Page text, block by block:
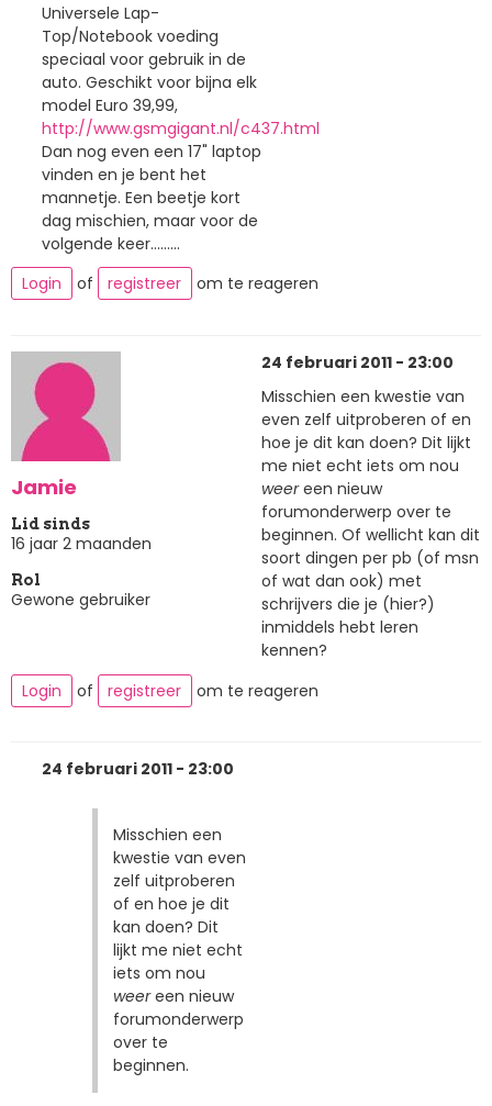
Universele Lap-
Top/Notebook voeding
speciaal voor gebruik in de
auto. Geschikt voor bijna elk
model Euro 39,99,
http://www.gsmgigant.nl/c437.html
Dan nog even een 17" laptop
vinden en je bent het
mannetje. Een beetje kort
dag mischien, maar voor de
volgende keer.........
Login
of registreer om te reageren
Jamie
Lid sinds
16 jaar 2 maanden
Rol
Gewone gebruiker
24 februari 2011 - 23:00
Misschien een kwestie van
even zelf uitproberen of en
hoe je dit kan doen? Dit lijkt
me niet echt iets om nou
weereen nieuw
forumonderwerp over te
beginnen. Of wellicht kan dit
soort dingen per pb (of msn
of wat dan ook) met
schrijvers die je (hier?)
inmiddels hebt leren
kennen?
Login
of registreer om te reageren
24 februari 2011 - 23:00
Misschien een
kwestie van even
zelf uitproberen
of en hoe je dit
kan doen? Dit
lijkt me niet echt
iets om nou
weereen nieuw
forumonderwerp
over te
beginnen.